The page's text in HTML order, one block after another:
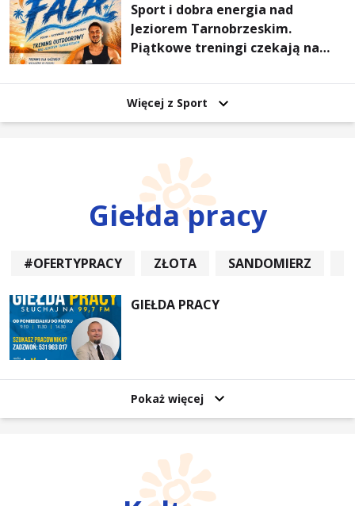
Sport i dobra energia nad
Jeziorem Tarnobrzeskim.
Piątkowe treningi czekają na
Więcej z Sport
Giełda pracy
#OFERTYPRACY ZŁOTA SANDOMIERZ
GIEŁDA PRACY
Pokaż więcej